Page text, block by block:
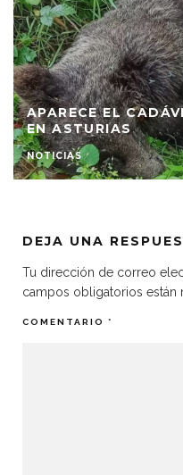
APARECE EL
EN ASTURIAS
NOTICIAS
DEJA UNA
Tu dirección de correo
campos obligatorios están
COMENTARIO *